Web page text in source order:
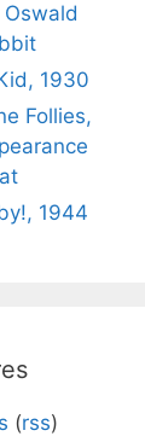
1930
Follies,
1944
(rss)